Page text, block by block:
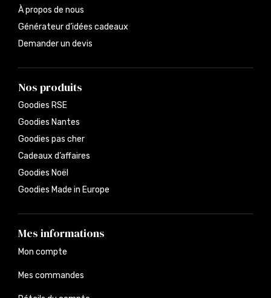
À propos de nous
Générateur d’idées cadeaux
Demander un devis
Nos produits
Goodies RSE
Goodies Nantes
Goodies pas cher
Cadeaux d’affaires
Goodies Noël
Goodies Made in Europe
Mes informations
Mon compte
Mes commandes